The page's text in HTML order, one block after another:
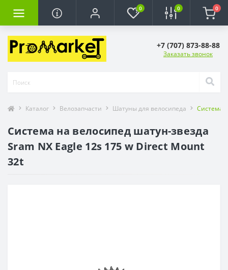
0 0 0
+7 (707) 873-88-88
Заказать звонок
Каталог Велозапчасти Шатуны для велосипеда Система
Система на велосипед шатун-звезда
Sram NX Eagle 12s 175 w Direct Mount
32t